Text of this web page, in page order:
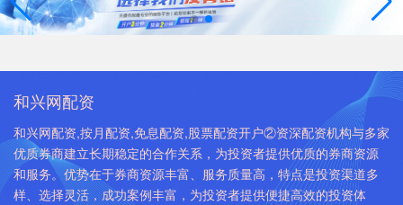
和兴网配资
和兴网配资,按月配资,免息配资,股票配资开户②资深配资机构与多家
优质券商建立长期稳定的合作关系，为投资者提供优质的券商资源
和服务。优势在于券商资源丰富、服务质量高，特点是投资渠道多
样、选择灵活，成功案例丰富，为投资者提供便捷高效的投资体